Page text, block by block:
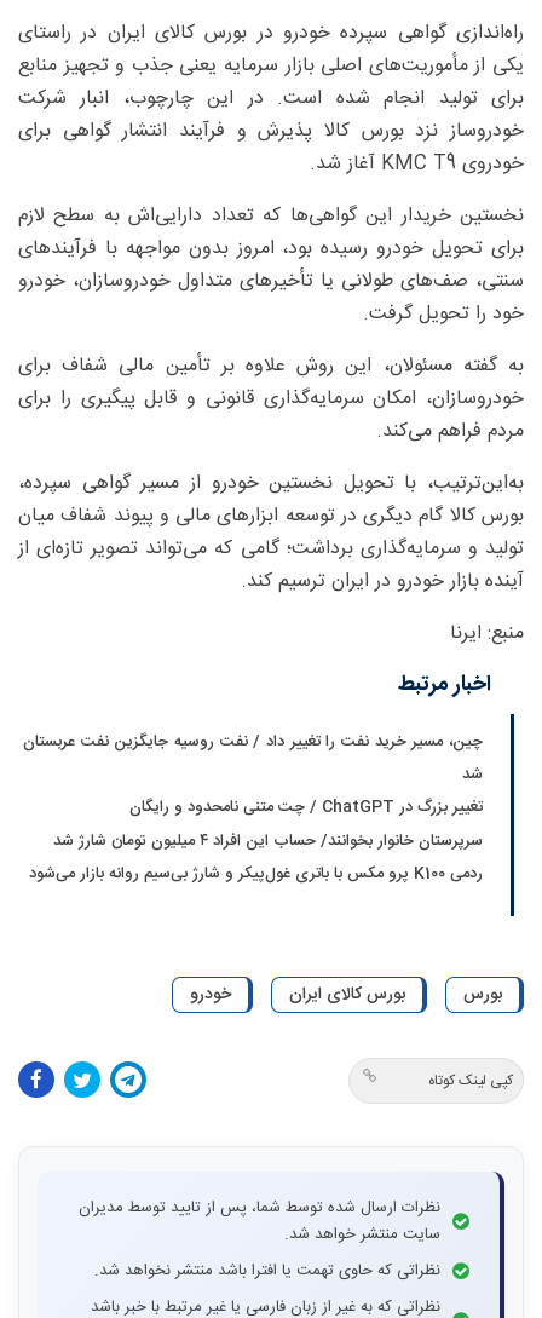
راه‌اندازی گواهی سپرده خودرو در بورس کالای ایران در راستای
یکی از مأموریت‌های اصلی بازار سرمایه یعنی جذب و تجهیز منابع
برای تولید انجام شده است. در این چارچوب، انبار شرکت
خودروساز نزد بورس کالا پذیرش و فرآیند انتشار گواهی برای
خودروی KMC T9 آغاز شد.
نخستین خریدار این گواهی‌ها که تعداد دارایی‌اش به سطح لازم
برای تحویل خودرو رسیده بود، امروز بدون مواجهه با فرآیندهای
سنتی، صف‌های طولانی یا تأخیرهای متداول خودروسازان، خودرو
خود را تحویل گرفت.
به گفته مسئولان، این روش علاوه بر تأمین مالی شفاف برای
خودروسازان، امکان سرمایه‌گذاری قانونی و قابل پیگیری را برای
مردم فراهم می‌کند.
به‌این‌ترتیب، با تحویل نخستین خودرو از مسیر گواهی سپرده،
بورس کالا گام دیگری در توسعه ابزارهای مالی و پیوند شفاف میان
تولید و سرمایه‌گذاری برداشت؛ گامی که می‌تواند تصویر تازه‌ای از
آینده بازار خودرو در ایران ترسیم کند.
منبع: ایرنا
اخبار مرتبط
چین، مسیر خرید نفت را تغییر داد / نفت روسیه جایگزین نفت عربستان
شد
تغییر بزرگ در ChatGPT / چت متنی نامحدود و رایگان
سرپرستان خانوار بخوانند/ حساب این افراد ۴ میلیون تومان شارژ شد
ردمی K100 پرو مکس با باتری غول‌پیکر و شارژ بی‌سیم روانه بازار می‌شود
بورس بورس کالای ایران خودرو
کپی لینک کوتاه
نظرات ارسال شده توسط شما، پس از تایید توسط مدیران
سایت منتشر خواهد شد.
نظراتی که حاوی تهمت یا افترا باشد منتشر نخواهد شد.
نظراتی که به غیر از زبان فارسی یا غیر مرتبط با خبر باشد